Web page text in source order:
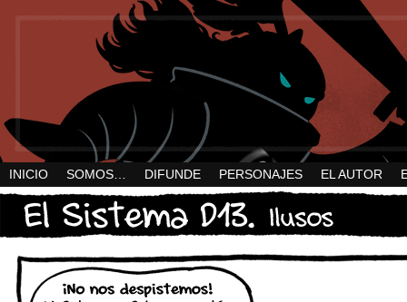
INICIO SOMOS… DIFUNDE PERSONAJES EL AUTOR